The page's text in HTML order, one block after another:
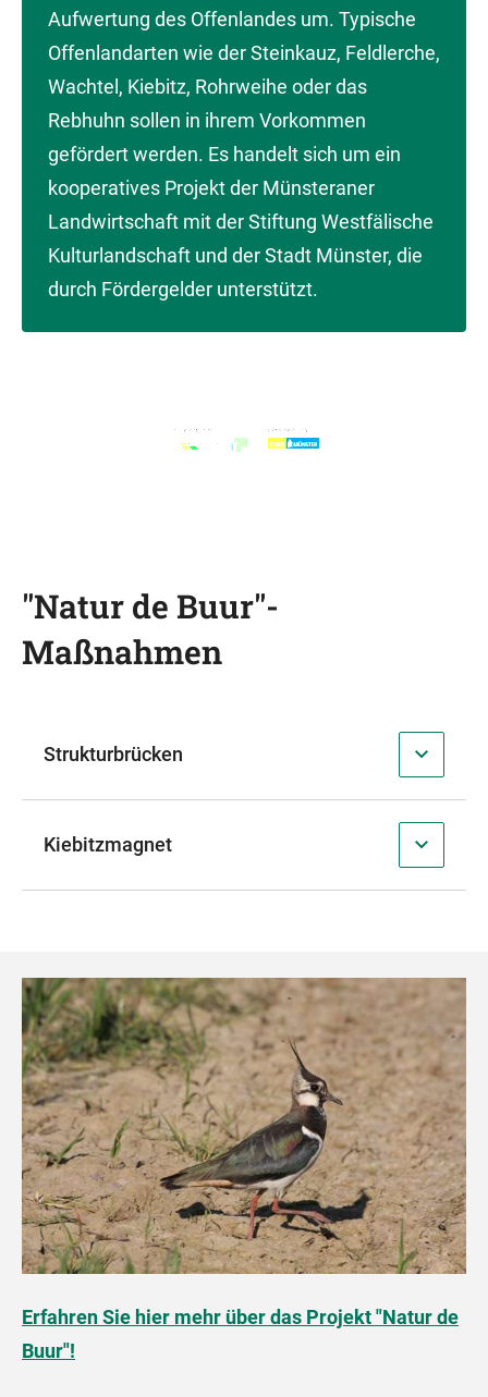
Aufwertung des Offenlandes um. Typische
Offenlandarten wie der Steinkauz, Feldlerche,
Wachtel, Kiebitz, Rohrweihe oder das
Rebhuhn sollen in ihrem Vorkommen
gefördert werden. Es handelt sich um ein
kooperatives Projekt der Münsteraner
Landwirtschaft mit der Stiftung Westfälische
Kulturlandschaft und der Stadt Münster, die
durch Fördergelder unterstützt.
"Natur de Buur"-
Maßnahmen
Strukturbrücken
Kiebitzmagnet
Erfahren Sie hier mehr über das Projekt "Natur de
Buur"!